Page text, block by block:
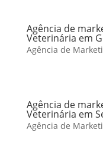
Agência de
Veterinária em
Agência de
Agência de
Veterinária em
Agência de